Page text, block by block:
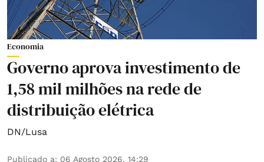
Economia
Governo aprova investimento de
1,58 mil milhões na rede de
distribuição elétrica
DN/Lusa
Publicado a: 06 Agosto 2026, 14:29